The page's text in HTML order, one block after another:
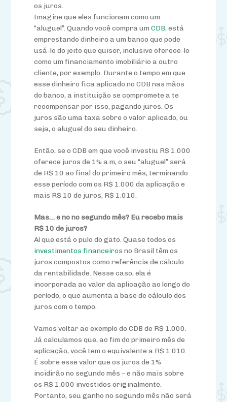
os juros.
Imagine que eles funcionam como um
“aluguel”. Quando você compra umCDB, está
emprestando dinheiro a um banco que pode
usá-lo do jeito que quiser, inclusive oferece-lo
como um financiamento imobiliário a outro
cliente, por exemplo. Durante o tempo em que
esse dinheiro fica aplicado no CDB nas mãos
do banco, a instituição se compromete a te
recompensar por isso, pagando juros. Os
juros são uma taxa sobre o valor aplicado, ou
seja, o aluguel do seu dinheiro.
Então, se o CDB em que você investiu R$ 1.000
oferece juros de 1% a.m, o seu “aluguel” será
de R$ 10 ao final do primeiro mês, terminando
esse período com os R$ 1.000 da aplicação e
mais R$ 10 de juros, R$ 1.010.
Mas… e no no segundo mês? Eu recebo mais
R$ 10 de juros?
Aí que está o pulo do gato. Quase todos os
investimentos financeiros no Brasil têm os
juros compostos como referência de cálculo
da rentabilidade. Nesse caso, ela é
incorporada ao valor da aplicação ao longo do
período, o que aumenta a base de cálculo dos
juros com o tempo.
Vamos voltar ao exemplo do CDB de R$ 1.000.
Já calculamos que, ao fim do primeiro mês de
aplicação, você tem o equivalente a R$ 1.010.
É sobre esse valor que os juros de 1%
incidirão no segundo mês – e não mais sobre
os R$ 1.000 investidos originalmente.
Portanto, seu ganho no segundo mês não será